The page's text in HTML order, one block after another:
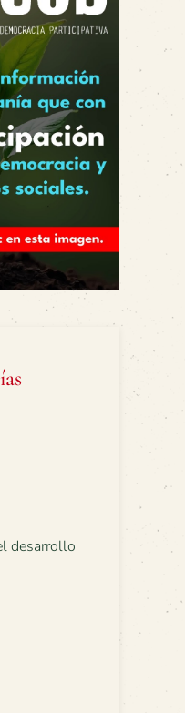
desarrollo